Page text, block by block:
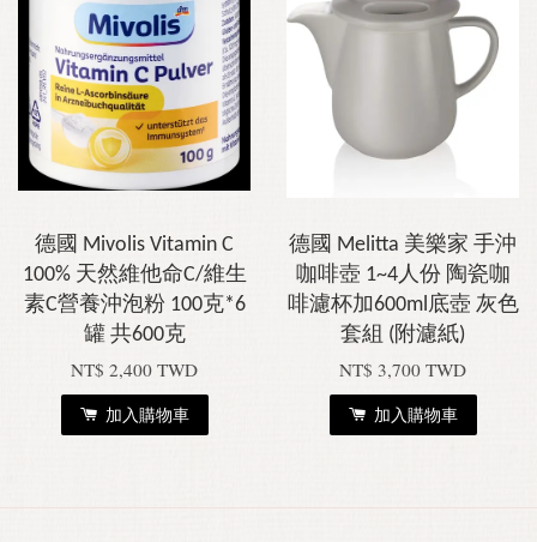
德國 Mivolis Vitamin C
100% 天然維他命C/維生
素C營養沖泡粉 100克*6
罐 共600克
NT$ 2,400 TWD
加入購物車
德國 Melitta 美樂家 手沖
咖啡壺 1~4人份 陶瓷咖
啡濾杯加600ml底壺 灰色
套組 (附濾紙)
NT$ 3,700 TWD
加入購物車